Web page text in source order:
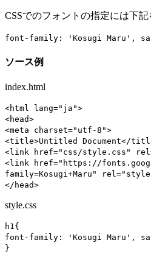
CSSでのフォントの指定には下記
font-family: 'Kosugi Maru',
ソース例
index.html
<html lang="ja">
<head>
<meta charset="utf-8">
<title>Untitled Document</
<link href="css/style.css"
<link href="https://
family=Kosugi+Maru"
</head>
style.css
h1{
font-family: 'Kosugi Maru',
}